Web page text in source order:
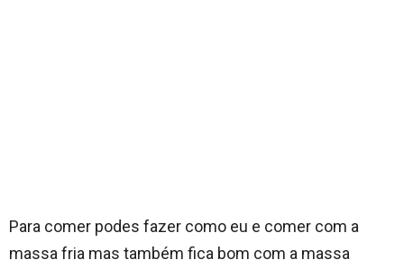
Para comer podes fazer como eu e comer com a
massa fria mas também fica bom com a massa